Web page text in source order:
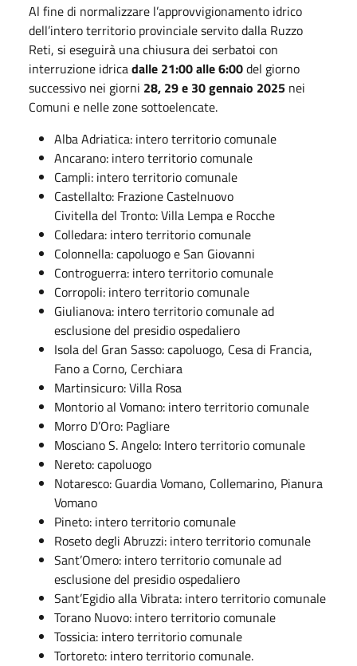
Al fine di normalizzare l’approvvigionamento idrico
dell’intero territorio provinciale servito dalla Ruzzo
Reti, si eseguirà una chiusura dei serbatoi con
interruzione idricadalle 21:00 alle 6:00del giorno
successivo nei giorni 28, 29 e 30 gennaio 2025 nei
Comuni e nelle zone sottoelencate.
Alba Adriatica: intero territorio comunale
Ancarano: intero territorio comunale
Campli: intero territorio comunale
Castellalto: Frazione Castelnuovo
Civitella del Tronto: Villa Lempa e Rocche
Colledara: intero territorio comunale
Colonnella: capoluogo e San Giovanni
Controguerra: intero territorio comunale
Corropoli: intero territorio comunale
Giulianova: intero territorio comunale ad
esclusione del presidio ospedaliero
Isola del Gran Sasso: capoluogo, Cesa di Francia,
Fano a Corno, Cerchiara
Martinsicuro: Villa Rosa
Montorio al Vomano: intero territorio comunale
Morro D’Oro: Pagliare
Mosciano S. Angelo: Intero territorio comunale
Nereto: capoluogo
Notaresco: Guardia Vomano, Collemarino, Pianura
Vomano
Pineto: intero territorio comunale
Roseto degli Abruzzi: intero territorio comunale
Sant’Omero: intero territorio comunale ad
esclusione del presidio ospedaliero
Sant’Egidio alla Vibrata: intero territorio comunale
Torano Nuovo: intero territorio comunale
Tossicia: intero territorio comunale
Tortoreto: intero territorio comunale.